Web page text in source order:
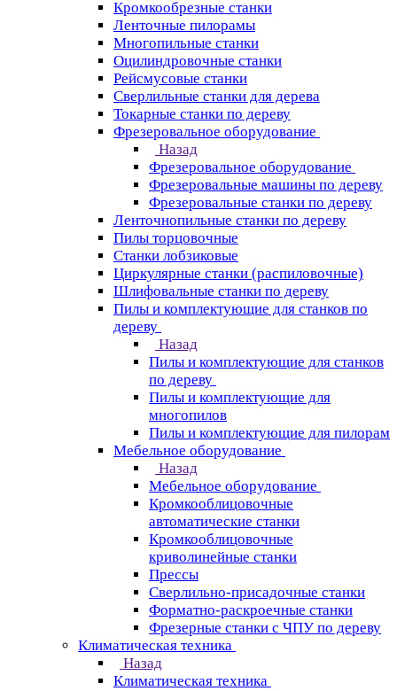
Кромкообрезные станки
Ленточные пилорамы
Многопильные станки
Оцилиндровочные станки
Рейсмусовые станки
Сверлильные станки для дерева
Токарные станки по дереву
Фрезеровальное оборудование
Назад
Фрезеровальное оборудование
Фрезеровальные машины по дереву
Фрезеровальные станки по дереву
Ленточнопильные станки по дереву
Пилы торцовочные
Станки лобзиковые
Циркулярные станки (распиловочные)
Шлифовальные станки по дереву
Пилы и комплектующие для станков по
дереву
Назад
Пилы и комплектующие для станков
по дереву
Пилы и комплектующие для
многопилов
Пилы и комплектующие для пилорам
Мебельное оборудование
Назад
Мебельное оборудование
Кромкооблицовочные
автоматические станки
Кромкооблицовочные
криволинейные станки
Прессы
Сверлильно-присадочные станки
Форматно-раскроечные станки
Фрезерные станки с ЧПУ по дереву
Климатическая техника
Назад
Климатическая техника